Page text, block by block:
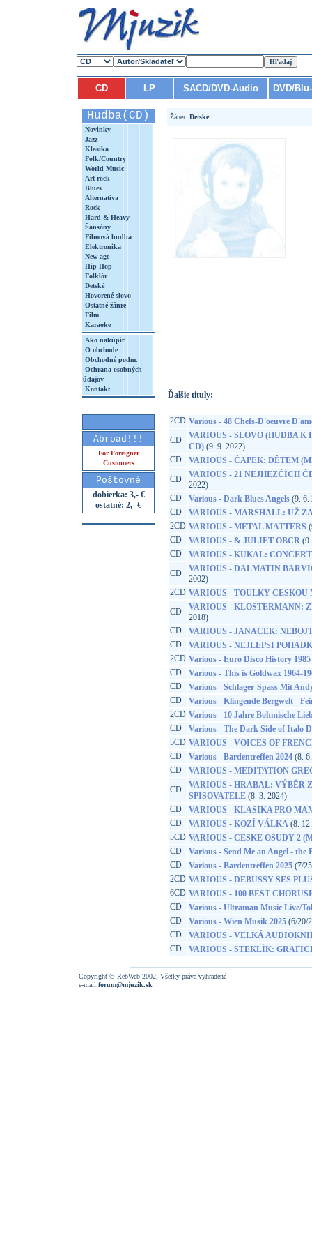
CD LP SACD/DVD-Audio DVD/
Hudba(CD)
Novinky
Jazz
Klasika
Folk/Country
World Music
Art-rock
Blues
Alternatíva
Rock
Hard & Heavy
Šansóny
Filmová hudba
Elektronika
New age
Hip Hop
Folklór
Detské
Hovorené slovo
Ostatné žánre
Film
Karaoke
Ako nakúpiť
O obchode
Obchodné podm.
Ochrana osobných
údajov
Kontakt
Abroad!!!
For Foreigner
Customers
Poštovné
dobierka: 3,- €
ostatné: 2,- €
Žáner: Detské
Ďalšie tituly:
2CD Various - 48 Chefs-D'oeuvre
CD
VARIOUS - SLOVO (HUDBA K
CD) (9. 9. 2022)
CD
VARIOUS - ČAPEK: DĚTEM
CD
VARIOUS - 21 NEJHEZČÍCH
2022)
CD
Various - Dark Blues Angels (9. 6.
CD
VARIOUS - MARSHALL: UŽ
2CD VARIOUS - METAL MATTERS
CD
VARIOUS - & JULIET OBCR
CD
VARIOUS - KUKAL:
CD
VARIOUS - DALMATIN
2002)
2CD VARIOUS - TOULKY CESKOU
CD
VARIOUS - KLOSTERMANN:
2018)
CD
VARIOUS - JANACEK:
CD
VARIOUS - NEJLEPSI
2CD Various - Euro Disco History 1985
CD
Various - This is Goldwax 1964-
CD
Various - Schlager-Spass Mit
CD
Various - Klingende Bergwelt -
2CD Various - 10 Jahre Bohmische
CD
Various - The Dark Side of Italo
5CD VARIOUS - VOICES OF
CD
Various - Bardentreffen 2024 (8.
CD
VARIOUS - MEDITATION
CD
VARIOUS - HRABAL: VÝBĚR
SPISOVATELE (8. 3. 2024)
CD
VARIOUS - KLASIKA PRO
CD
VARIOUS - KOZÍ VÁLKA (8.
5CD VARIOUS - CESKE OSUDY 2
CD
Various - Send Me an Angel - the
CD
Various - Bardentreffen 2025 (7/
2CD VARIOUS - DEBUSSY SES
6CD VARIOUS - 100 BEST
CD
Various - Ultraman Music Live/
CD
Various - Wien Musik 2025 (6/20/
CD
VARIOUS - VELKÁ
CD
VARIOUS - STEKLÍK:
Copyright © RebWeb 2002; Všetky práva vyhradené
e-mail:forum@mjuzik.sk